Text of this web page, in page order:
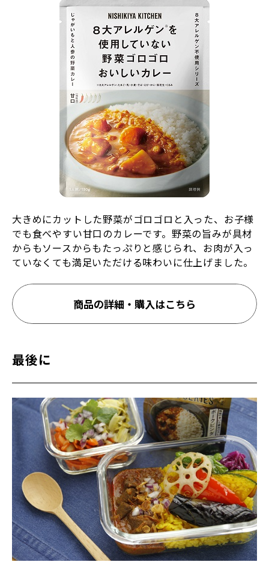
大きめにカットした野菜がゴロゴロと入った、お子様
でも食べやすい甘口のカレーです。野菜の旨みが具材
からもソースからもたっぷりと感じられ、お肉が入っ
ていなくても満足いただける味わいに仕上げました。
商品の詳細・購入はこちら
最後に